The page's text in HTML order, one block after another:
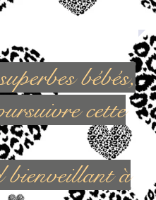
bébés,
cette
bienveillant à